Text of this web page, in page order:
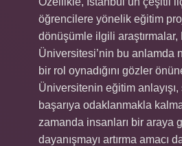
öğrencilere yönelik eğitim
dönüşümle ilgili araştırmalar,
Üniversitesi’nin bu anlamda
bir rol oynadığını gözler
Üniversitenin eğitim
başarıya odaklanmakla
zamanda insanları bir araya
dayanışmayı artırma amacı